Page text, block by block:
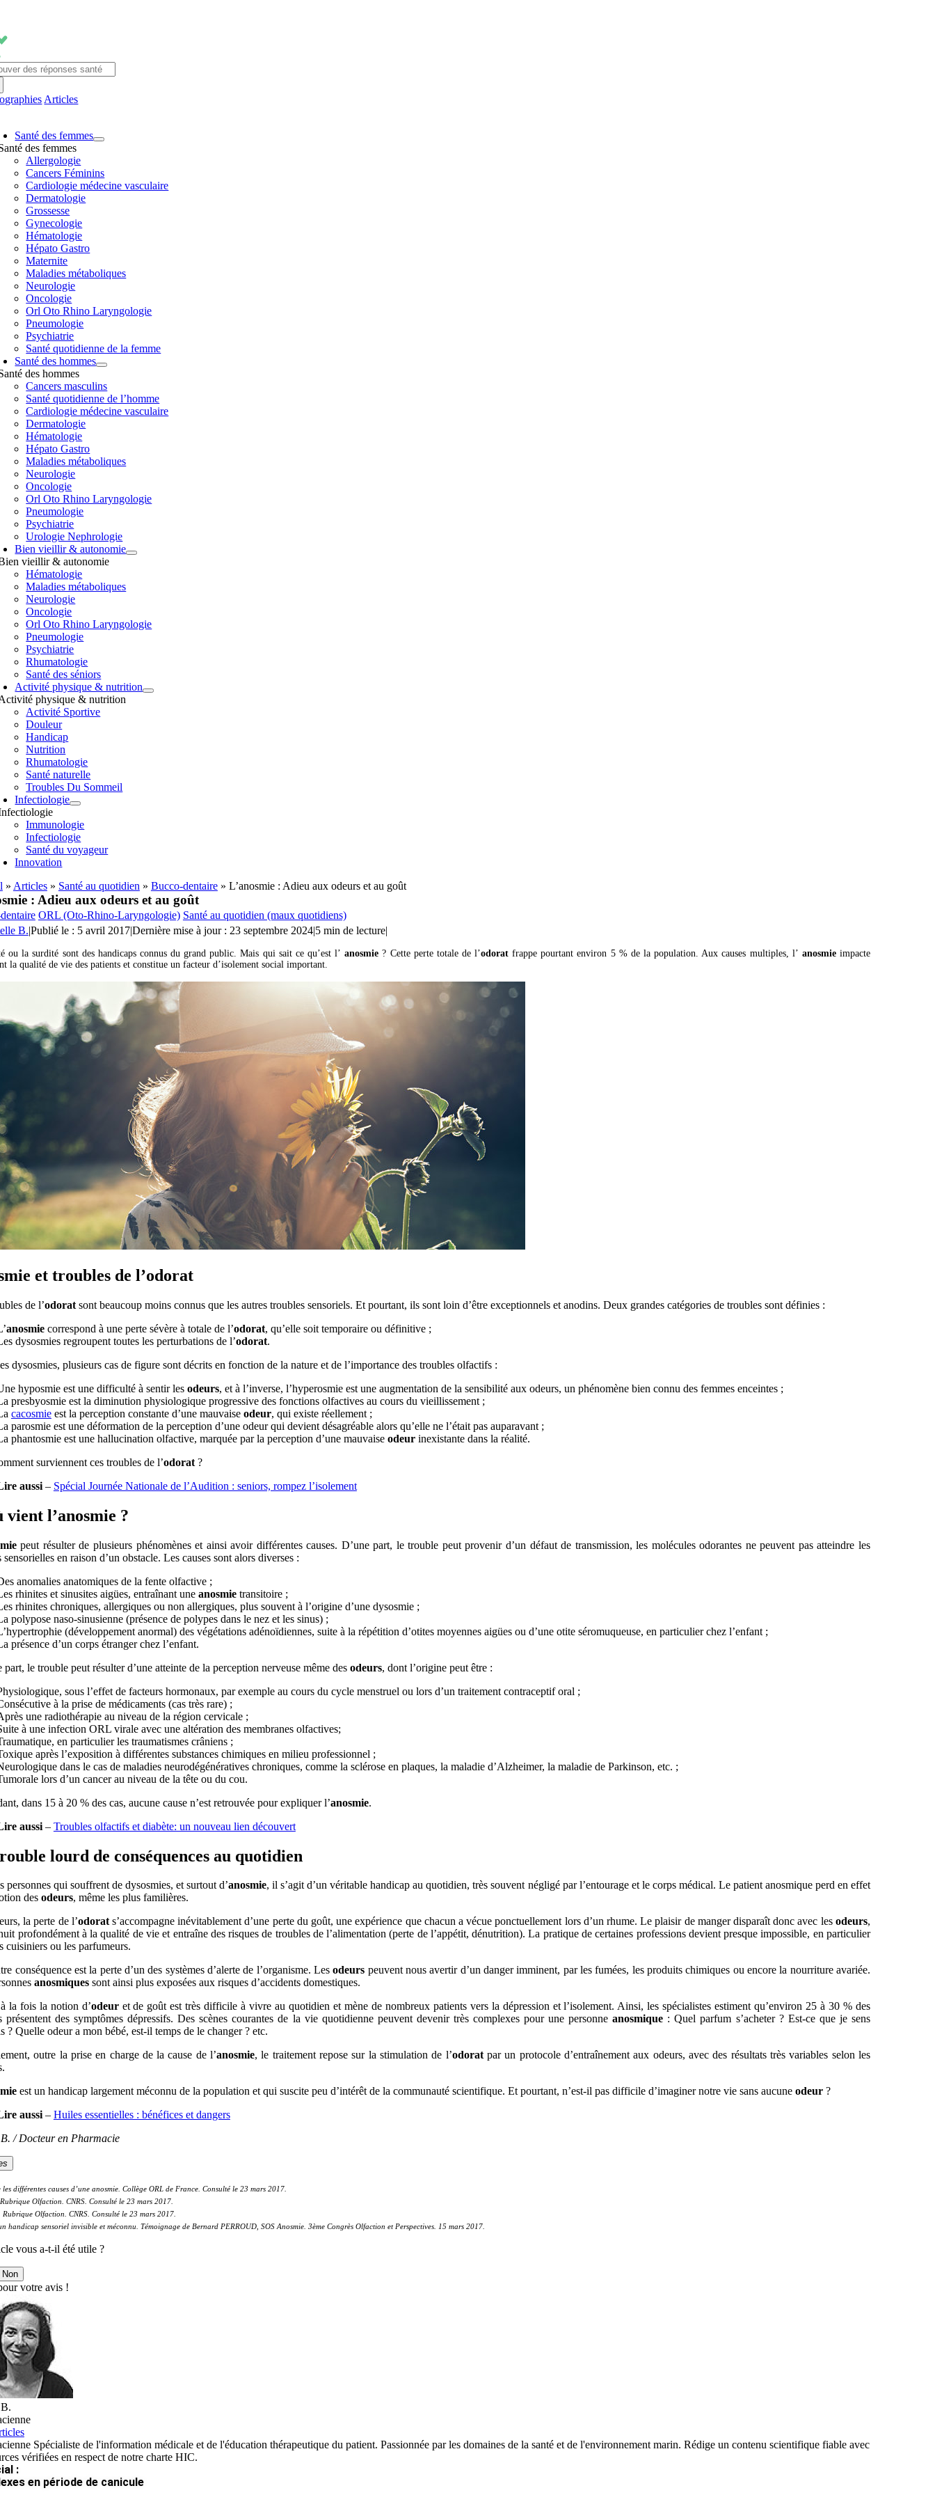
contenu
Articles
Santé des femmes
des femmes
Allergologie
Cancers Féminins
Cardiologie médecine vasculaire
Dermatologie
Grossesse
Gynecologie
Hématologie
Hépato Gastro
Maternite
Maladies métaboliques
Neurologie
Oncologie
Orl Oto Rhino Laryngologie
Pneumologie
Psychiatrie
Santé quotidienne de la femme
Santé des hommes
des hommes
Cancers masculins
Santé quotidienne de l’homme
Cardiologie médecine vasculaire
Dermatologie
Hématologie
Hépato Gastro
Maladies métaboliques
Neurologie
Oncologie
Orl Oto Rhino Laryngologie
Pneumologie
Psychiatrie
Urologie Nephrologie
Bien vieillir & autonomie
vieillir & autonomie
Hématologie
Maladies métaboliques
Neurologie
Oncologie
Orl Oto Rhino Laryngologie
Pneumologie
Psychiatrie
Rhumatologie
Santé des séniors
Activité physique & nutrition
physique & nutrition
Activité Sportive
Douleur
Handicap
Nutrition
Rhumatologie
Santé naturelle
Troubles Du Sommeil
Infectiologie
Immunologie
Infectiologie
Santé du voyageur
Innovation
» Articles» Santé au quotidien » Bucco-dentaire» L’anosmie : Adieu aux odeurs et au goût
: Adieu aux odeurs et au goût
ORL (Oto-Rhino-Laryngologie) Santé au quotidien (maux quotidiens)
B.|Publié le : 5 avril 2017|Dernière mise à jour : 23 septembre 2024|5 min de lecture|
ou la surdité sont des handicaps connus du grand public. Mais qui sait ce qu’est l’anosmie ? Cette perte totale de l’odorat frappe pourtant environ 5 % de la population. Aux causes multiples, l’ anosmieimpacte
la qualité de vie des patients et constitue un facteur d’isolement social important.
et troubles de l’odorat
de l’odoratsont beaucoup moins connus que les autres troubles sensoriels. Et pourtant, ils sont loin d’être exceptionnels et anodins. Deux grandes catégories de troubles sont définies :
anosmiecorrespond à une perte sévère à totale de l’odorat, qu’elle soit temporaire ou définitive ;
dysosmies regroupent toutes les perturbations de l’odorat.
dysosmies, plusieurs cas de figure sont décrits en fonction de la nature et de l’importance des troubles olfactifs :
hyposmie est une difficulté à sentir les odeurs, et à l’inverse, l’hyperosmie est une augmentation de la sensibilité aux odeurs, un phénomène bien connu des femmes enceintes ;
presbyosmie est la diminution physiologique progressive des fonctions olfactives au cours du vieillissement ;
cacosmieest la perception constante d’une mauvaise odeur, qui existe réellement ;
parosmie est une déformation de la perception d’une odeur qui devient désagréable alors qu’elle ne l’était pas auparavant ;
phantosmie est une hallucination olfactive, marquée par la perception d’une mauvaise odeurinexistante dans la réalité.
surviennent ces troubles de l’odorat?
aussi– Spécial Journée Nationale de l’Audition : seniors, rompez l’isolement
vient l’anosmie ?
peut résulter de plusieurs phénomènes et ainsi avoir différentes causes. D’une part, le trouble peut provenir d’un défaut de transmission, les molécules odorantes ne peuvent pas atteindre les
sensorielles en raison d’un obstacle. Les causes sont alors diverses :
anomalies anatomiques de la fente olfactive ;
rhinites et sinusites aigües, entraînant une anosmietransitoire ;
rhinites chroniques, allergiques ou non allergiques, plus souvent à l’origine d’une dysosmie ;
polypose naso-sinusienne (présence de polypes dans le nez et les sinus) ;
(développement anormal) des végétations adénoïdiennes, suite à la répétition d’otites moyennes aigües ou d’une otite séromuqueuse, en particulier chez l’enfant ;
présence d’un corps étranger chez l’enfant.
part, le trouble peut résulter d’une atteinte de la perception nerveuse même des odeurs, dont l’origine peut être :
sous l’effet de facteurs hormonaux, par exemple au cours du cycle menstruel ou lors d’un traitement contraceptif oral ;
à la prise de médicaments (cas très rare) ;
une radiothérapie au niveau de la région cervicale ;
à une infection ORL virale avec une altération des membranes olfactives;
en particulier les traumatismes crâniens ;
après l’exposition à différentes substances chimiques en milieu professionnel ;
dans le cas de maladies neurodégénératives chroniques, comme la sclérose en plaques, la maladie d’Alzheimer, la maladie de Parkinson, etc. ;
lors d’un cancer au niveau de la tête ou du cou.
dans 15 à 20 % des cas, aucune cause n’est retrouvée pour expliquer l’anosmie.
aussi– Troubles olfactifs et diabète: un nouveau lien découvert
lourd de conséquences au quotidien
personnes qui souffrent de dysosmies, et surtout d’anosmie, il s’agit d’un véritable handicap au quotidien, très souvent négligé par l’entourage et le corps médical. Le patient anosmique perd en effet
des odeurs, même les plus familières.
la perte de l’odorats’accompagne inévitablement d’une perte du goût, une expérience que chacun a vécue ponctuellement lors d’un rhume. Le plaisir de manger disparaît donc avec les odeurs,
profondément à la qualité de vie et entraîne des risques de troubles de l’alimentation (perte de l’appétit, dénutrition). La pratique de certaines professions devient presque impossible, en particulier
cuisiniers ou les parfumeurs.
conséquence est la perte d’un des systèmes d’alerte de l’organisme. Lesodeurs peuvent nous avertir d’un danger imminent, par les fumées, les produits chimiques ou encore la nourriture avariée.
anosmiquessont ainsi plus exposées aux risques d’accidents domestiques.
la fois la notion d’odeur et de goût est très difficile à vivre au quotidien et mène de nombreux patients vers la dépression et l’isolement. Ainsi, les spécialistes estiment qu’environ 25 à 30 % des
présentent des symptômes dépressifs. Des scènes courantes de la vie quotidienne peuvent devenir très complexes pour une personneanosmique : Quel parfum s’acheter ? Est-ce que je sens
? Quelle odeur a mon bébé, est-il temps de le changer ? etc.
outre la prise en charge de la cause de l’anosmie, le traitement repose sur la stimulation de l’odoratpar un protocole d’entraînement aux odeurs, avec des résultats très variables selon les
est un handicap largement méconnu de la population et qui suscite peu d’intérêt de la communauté scientifique. Et pourtant, n’est-il pas difficile d’imaginer notre vie sans aucune odeur?
aussi– Huiles essentielles : bénéfices et dangers
/ Docteur en Pharmacie
différentes causes d’une anosmie. Collège ORL de France. Consulté le 23 mars 2017.
Olfaction. CNRS. Consulté le 23 mars 2017.
Rubrique Olfaction. CNRS. Consulté le 23 mars 2017.
handicap sensoriel invisible et méconnu. Témoignage de Bernard PERROUD, SOS Anosmie. 3ème Congrès Olfaction et Perspectives. 15 mars 2017.
vous a-t-il été utile ?
Non
votre avis !
Spécialiste de l'information médicale et de l'éducation thérapeutique du patient. Passionnée par les domaines de la santé et de l'environnement marin. Rédige un contenu scientifique fiable avec
vérifiées en respect de notre charte HIC.
:
en période de canicule